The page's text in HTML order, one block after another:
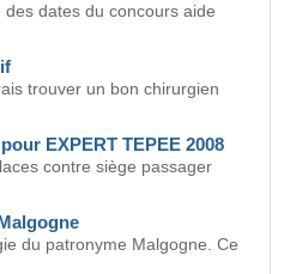
dates du concours aide
trouver un bon chirurgien
EXPERT TEPEE 2008
contre siège passager
du patronyme Malgogne. Ce